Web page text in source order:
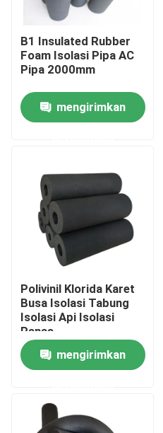
B1 Insulated Rubber
Foam Isolasi Pipa AC
Pipa 2000mm
mengirimkan
Polivinil Klorida Karet
Busa Isolasi Tabung
Isolasi Api Isolasi
Panas
mengirimkan